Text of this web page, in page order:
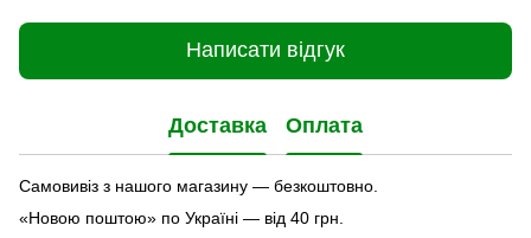
Написати відгук
Доставка Оплата
Самовивіз з нашого магазину — безкоштовно.
«Новою поштою» по Україні — від 40 грн.